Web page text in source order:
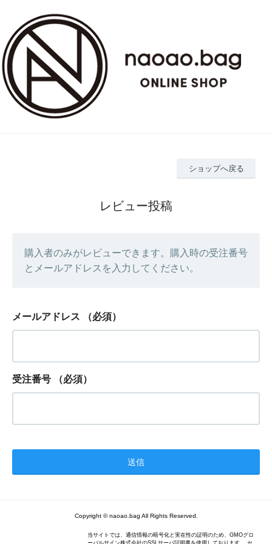
ショップへ戻る
レビュー投稿
購入者のみがレビューできます。購入時の受注番号
とメールアドレスを入力してください。
メールアドレス （必須）
受注番号 （必須）
Copyright © naoao.bag All Rights Reserved.
当サイトでは、通信情報の暗号化と実在性の証明のため、GMOグロ
ーバルサイン株式会社のSSLサーバ証明書を使用しております。 セ